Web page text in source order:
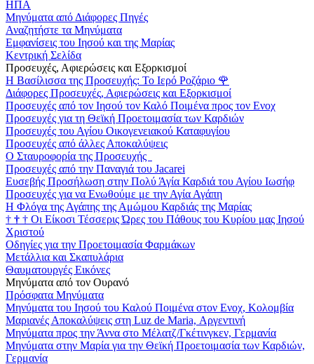
ΗΠΑ
Μηνύματα από Διάφορες Πηγές
Αναζητήστε τα Μηνύματα
Εμφανίσεις του Ιησού και της Μαρίας
Κεντρική Σελίδα
Προσευχές, Αφιερώσεις και Εξορκισμοί
Η Βασίλισσα της Προσευχής: Το Ιερό Ροζάριο 🌹
Διάφορες Προσευχές, Αφιερώσεις και Εξορκισμοί
Προσευχές από τον Ιησού τον Καλό Ποιμένα προς τον Ενοχ
Προσευχές για τη Θεϊκή Προετοιμασία των Καρδιών
Προσευχές του Αγίου Οικογενειακού Καταφυγίου
Προσευχές από άλλες Αποκαλύψεις
Ο Σταυροφορία της Προσευχής
Προσευχές από την Παναγιά του Jacarei
Ευσεβής Προσήλωση στην Πολύ Άγία Καρδιά του Αγίου Ιωσήφ
Προσευχές για να Ενωθούμε με την Αγία Αγάπη
Η Φλόγα της Αγάπης της Αμώμου Καρδιάς της Μαρίας
† † † Οι Είκοσι Τέσσερις Ώρες του Πάθους του Κυρίου μας Ιησού
Χριστού
Οδηγίες για την Προετοιμασία Φαρμάκων
Μετάλλια και Σκαπυλάρια
Θαυματουργές Εικόνες
Μηνύματα από τον Ουρανό
Πρόσφατα Μηνύματα
Μηνύματα του Ιησού του Καλού Ποιμένα στον Ενοχ, Κολομβία
Μαριανές Αποκαλύψεις στη Luz de Maria, Αργεντινή
Μηνύματα προς την Άννα στο Μέλατζ/Γκέτινγκεν, Γερμανία
Μηνύματα στην Μαρία για την Θεϊκή Προετοιμασία των Καρδιών,
Γερμανία